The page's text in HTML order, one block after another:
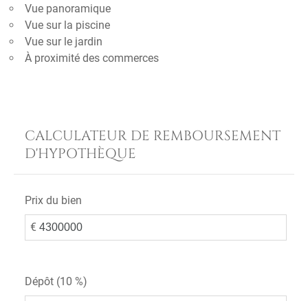
Vue panoramique
Vue sur la piscine
Vue sur le jardin
À proximité des commerces
CALCULATEUR DE REMBOURSEMENT
D'HYPOTHÈQUE
Prix du bien
€
Dépôt (10 %)